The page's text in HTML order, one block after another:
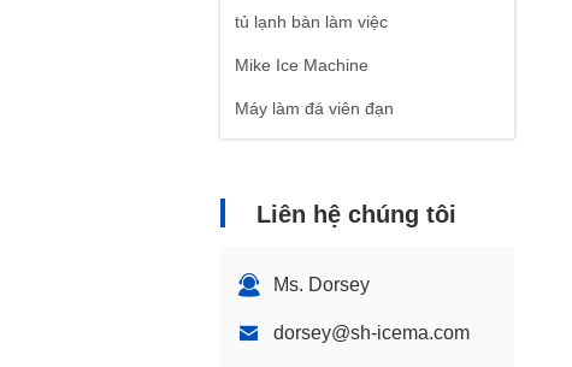
tủ lạnh bàn làm việc
Mike Ice Machine
Máy làm đá viên đạn
Liên hệ chúng tôi
Ms. Dorsey
dorsey@sh-icema.com